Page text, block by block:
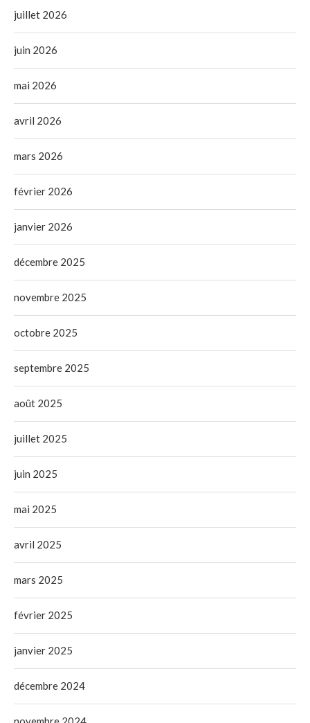
juillet 2026
juin 2026
mai 2026
avril 2026
mars 2026
février 2026
janvier 2026
décembre 2025
novembre 2025
octobre 2025
septembre 2025
août 2025
juillet 2025
juin 2025
mai 2025
avril 2025
mars 2025
février 2025
janvier 2025
décembre 2024